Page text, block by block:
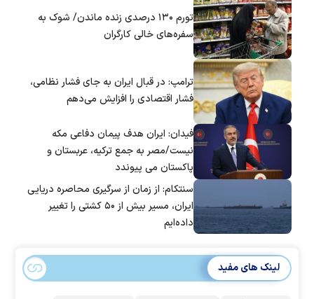
تورم ۱۳۰ درصدی زنده ماندن/ شوک به
سفره‌های خالی کارگران
ترامپ: در قبال ایران به جای فشار نظامی،
فشار اقتصادی را افزایش می‌دهم
فیدان: ایران هدف پیمان دفاعی مکه
نیست/مصر به جمع ترکیه، عربستان و
پاکستان می پیوندد
سنتکام: از زمان از سرگیری محاصره دریایی
ایران، مسیر بیش از ۵۰ کشتی را تغییر
داده‌ایم
لینک های مفید